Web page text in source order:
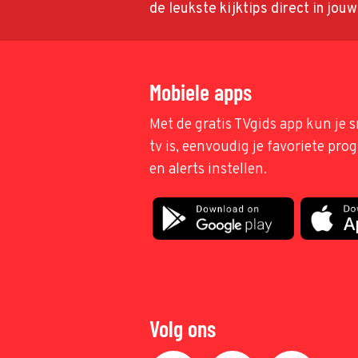
de leukste kijktips direct in
Mobiele apps
Met de gratis TVgids app kun je
tv is, eenvoudig je favoriete
en alerts instellen.
Volg ons